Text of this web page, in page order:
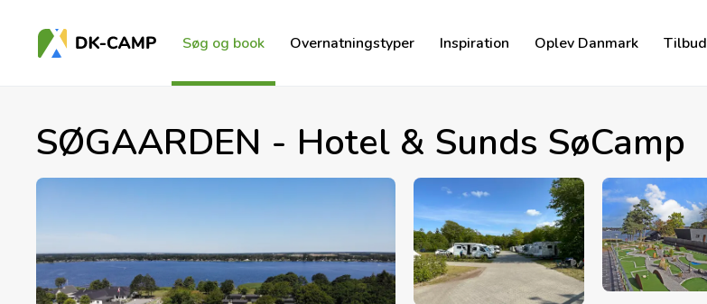
Søg og book Overnatningstyper Inspiration Oplev Danmark Tilbud
SØGAARDEN - Hotel & Sunds SøCamp